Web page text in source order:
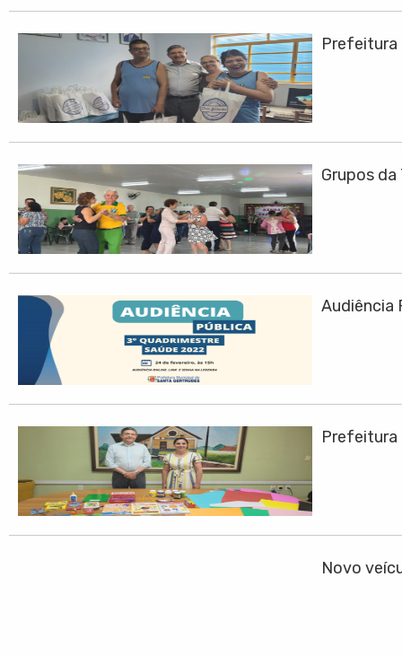
Prefeitura
Grupos
Audiência
Prefeitura
Novo